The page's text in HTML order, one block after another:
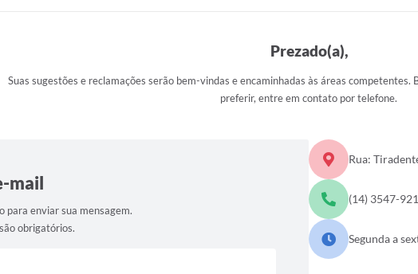
Prezado(a),
Suas sugestões e reclamações serão bem-vindas e encaminhadas às áreas
preferir, entre em contato por telefone.
mail
para enviar sua mensagem.
obrigatórios.
Rua:
(14) 3547-
Segunda a